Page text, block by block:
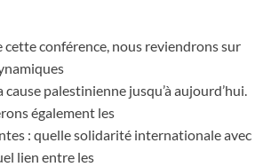
cette conférence, nous reviendrons sur
palestinienne jusqu’à aujourd’hui.
également les
: quelle solidarité internationale avec
lien entre les